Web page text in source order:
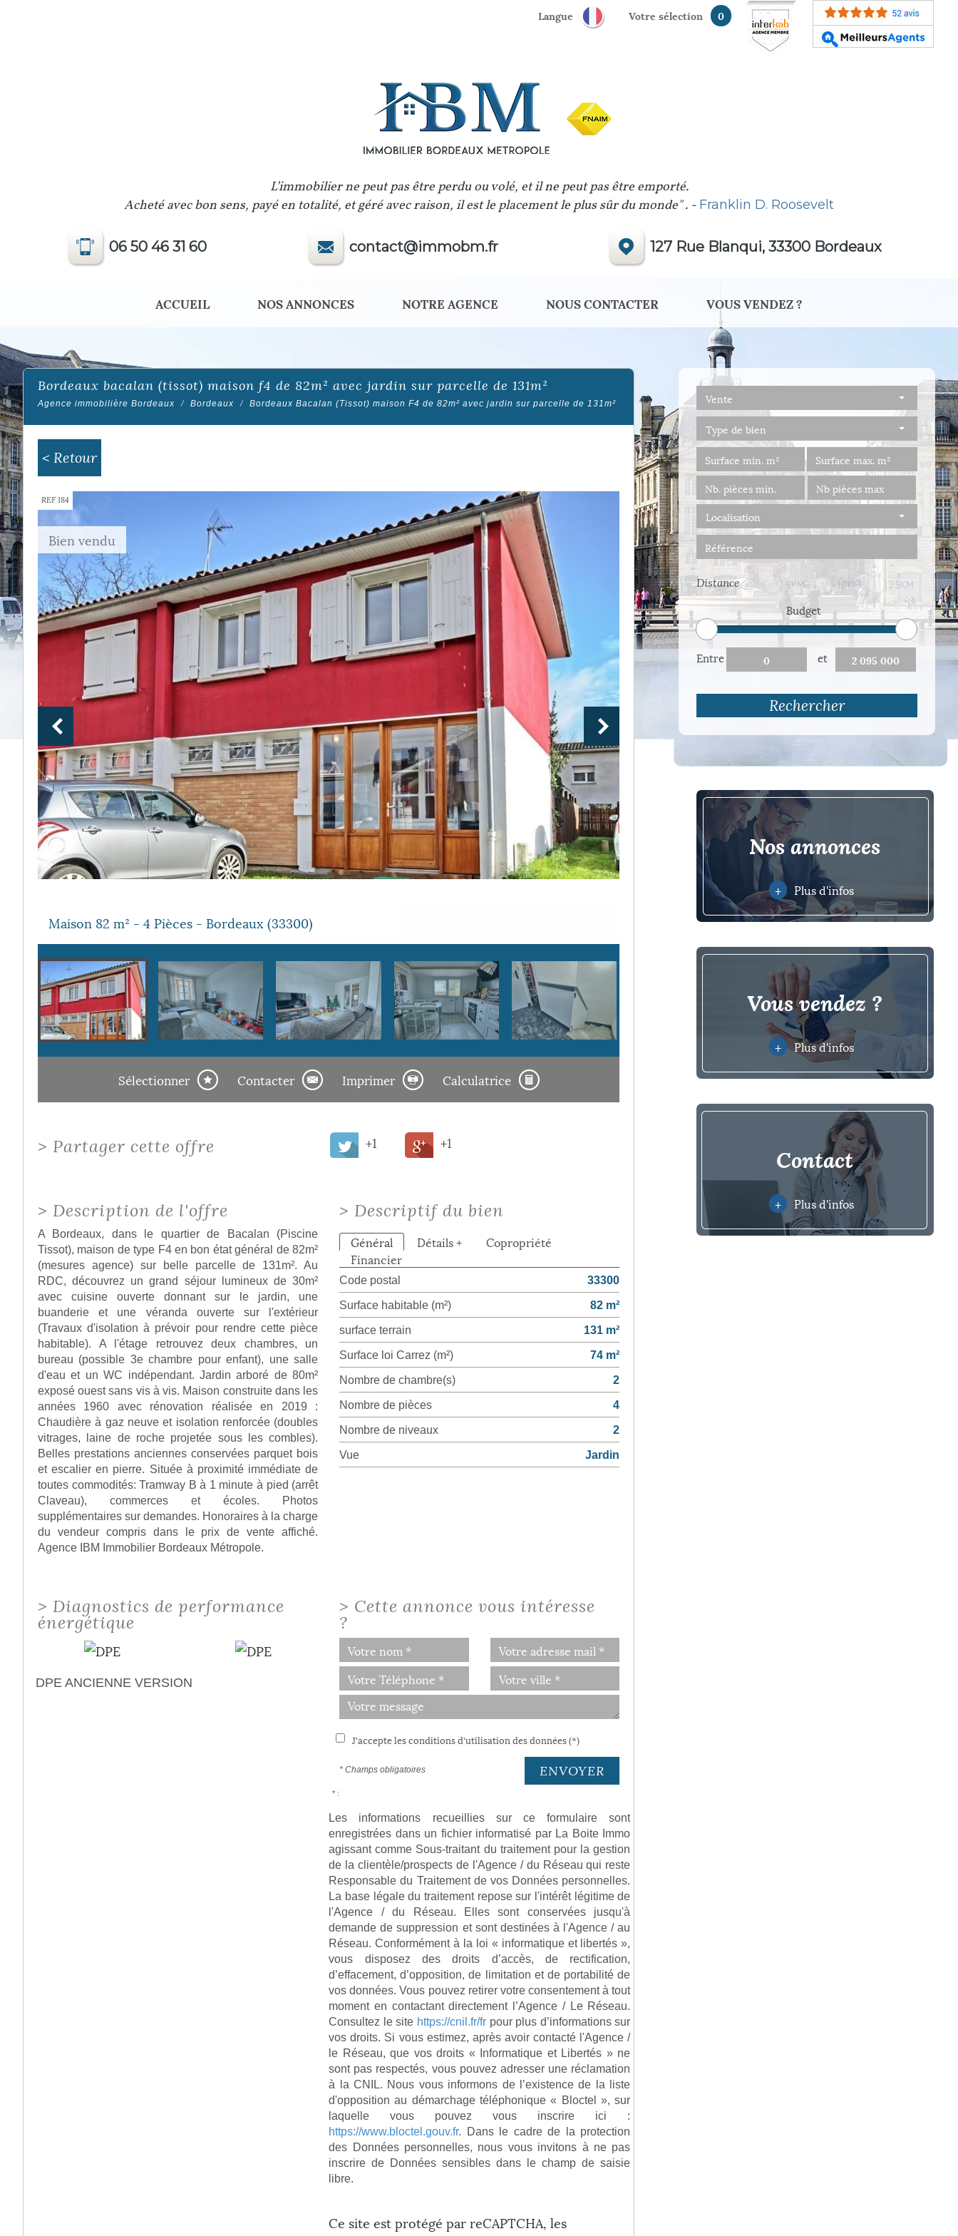
Langue votre sélection 0
L’immobilier ne peut pas être perdu ou volé, et il ne peut pas être emporté.
Acheté avec bon sens, payé en totalité, et géré avec raison, il est le placement le plus sûr du monde" . - Franklin D. Roosevelt
06 50 46 31 60 contact@immobm.fr 127 Rue Blanqui, 33300 Bordeaux
ACCUEIL NOS ANNONCES NOTRE AGENCE NOUS CONTACTER VOUS VENDEZ ?
Vente
Type de bien
Localisation
Distance 5KM 10KM 25KM
Budget
Entre et
Rechercher
bordeaux bacalan (tissot) maison f4 de 82m² avec jardin sur parcelle de 131m²
Agence immobilière Bordeaux Bordeaux Bordeaux Bacalan (Tissot) maison F4 de 82m² avec jardin sur parcelle de 131m²
< Retour
Maison 82 m² - 4 Pièces - Bordeaux (33300)
REF 184
Bien vendu
Sélectionner Contacter Imprimer Calculatrice
> Partager cette offre +1 +1
> Description de l'offre
A Bordeaux, dans le quartier de Bacalan (Piscine
Tissot), maison de type F4 en bon état général de 82m²
(mesures agence) sur belle parcelle de 131m². Au
RDC, découvrez un grand séjour lumineux de 30m²
avec cuisine ouverte donnant sur le jardin, une
buanderie et une véranda ouverte sur l'extérieur
(Travaux d'isolation à prévoir pour rendre cette pièce
habitable). A l'étage retrouvez deux chambres, un
bureau (possible 3e chambre pour enfant), une salle
d'eau et un WC indépendant. Jardin arboré de 80m²
exposé ouest sans vis à vis. Maison construite dans les
années 1960 avec rénovation réalisée en 2019 :
Chaudière à gaz neuve et isolation renforcée (doubles
vitrages, laine de roche projetée sous les combles).
Belles prestations anciennes conservées parquet bois
et escalier en pierre. Située à proximité immédiate de
toutes commodités: Tramway B à 1 minute à pied (arrêt
Claveau), commerces et écoles. Photos
supplémentaires sur demandes. Honoraires à la charge
du vendeur compris dans le prix de vente affiché.
Agence IBM Immobilier Bordeaux Métropole.
> Descriptif du bien
Général Détails +
Copropriété
Financier
Code postal
33300
Surface habitable (m²)
82 m²
surface terrain
131 m²
Surface loi Carrez (m²)
74 m²
Nombre de chambre(s)
2
Nombre de pièces
4
Nombre de niveaux
2
Vue
Jardin
> Diagnostics de performance
énergétique
DPE ANCIENNE VERSION
> Cette annonce vous intéresse
?
J'accepte les conditions d'utilisation des données (*)
* Champs obligatoires ENVOYER
* :
Les informations recueillies sur ce formulaire sont
enregistrées dans un fichier informatisé par La Boite Immo
agissant comme Sous-traitant du traitement pour la gestion
de la clientèle/prospects de l'Agence / du Réseau qui reste
Responsable du Traitement de vos Données personnelles.
La base légale du traitement repose sur l'intérêt légitime de
l'Agence / du Réseau. Elles sont conservées jusqu'à
demande de suppression et sont destinées à l'Agence / au
Réseau. Conformément à la loi « informatique et libertés »,
vous disposez des droits d’accès, de rectification,
d’effacement, d’opposition, de limitation et de portabilité de
vos données. Vous pouvez retirer votre consentement à tout
moment en contactant directement l’Agence / Le Réseau.
Consultez le site https://cnil.fr/frpour plus d’informations sur
vos droits. Si vous estimez, après avoir contacté l'Agence /
le Réseau, que vos droits « Informatique et Libertés » ne
sont pas respectés, vous pouvez adresser une réclamation
à la CNIL. Nous vous informons de l’existence de la liste
d'opposition au démarchage téléphonique « Bloctel », sur
laquelle vous pouvez vous inscrire ici :
https://www.bloctel.gouv.fr. Dans le cadre de la protection
des Données personnelles, nous vous invitons à ne pas
inscrire de Données sensibles dans le champ de saisie
libre.
Ce site est protégé par reCAPTCHA, les
nos annonces
Plus d'infos
+
vous vendez ?
Plus d'infos
+
contact
Plus d'infos
+